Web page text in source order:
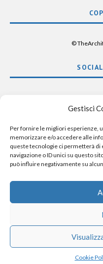
Gestisci
Per fornire le migliori esperienze,
memorizzare e/o accedere alle
queste tecnologie ci permetterà
navigazione o ID unici su questo
può influire negativamente su
Cookie
©